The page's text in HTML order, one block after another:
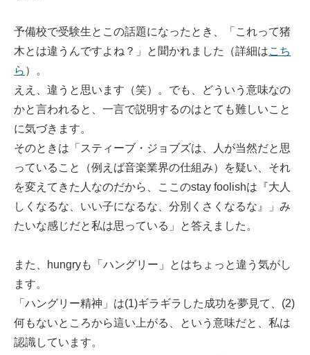
予備校で受験生とこの話題になったとき、「これって猪
木とは違うんですよね？」と聞かれました（詳細はこち
ら ）。
ええ、違うと思います（笑）。でも、どういう意味なの
かと言われると、一言で説明するのはとても難しいこと
に気づきます。
そのときは「スティーブ・ジョブズは、人が当然だと思
っていること（例えば音楽業界の仕組み）を疑い、それ
を変えてきた人なのだから、ここのstay foolishは『大人
しくなるな、いい子になるな、分別くさくなるな』」み
たいな感じだと私は思っている」と答えました。
また、hungryも「ハングリー」とはちょっと違う気がし
ます。
「ハングリー精神」は(1)ギラギラした成功を夢見て、(2)
何もないところから這い上がる、という意味だと、私は
認識しています。